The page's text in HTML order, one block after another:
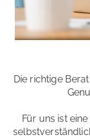
Die richtige
Für uns ist